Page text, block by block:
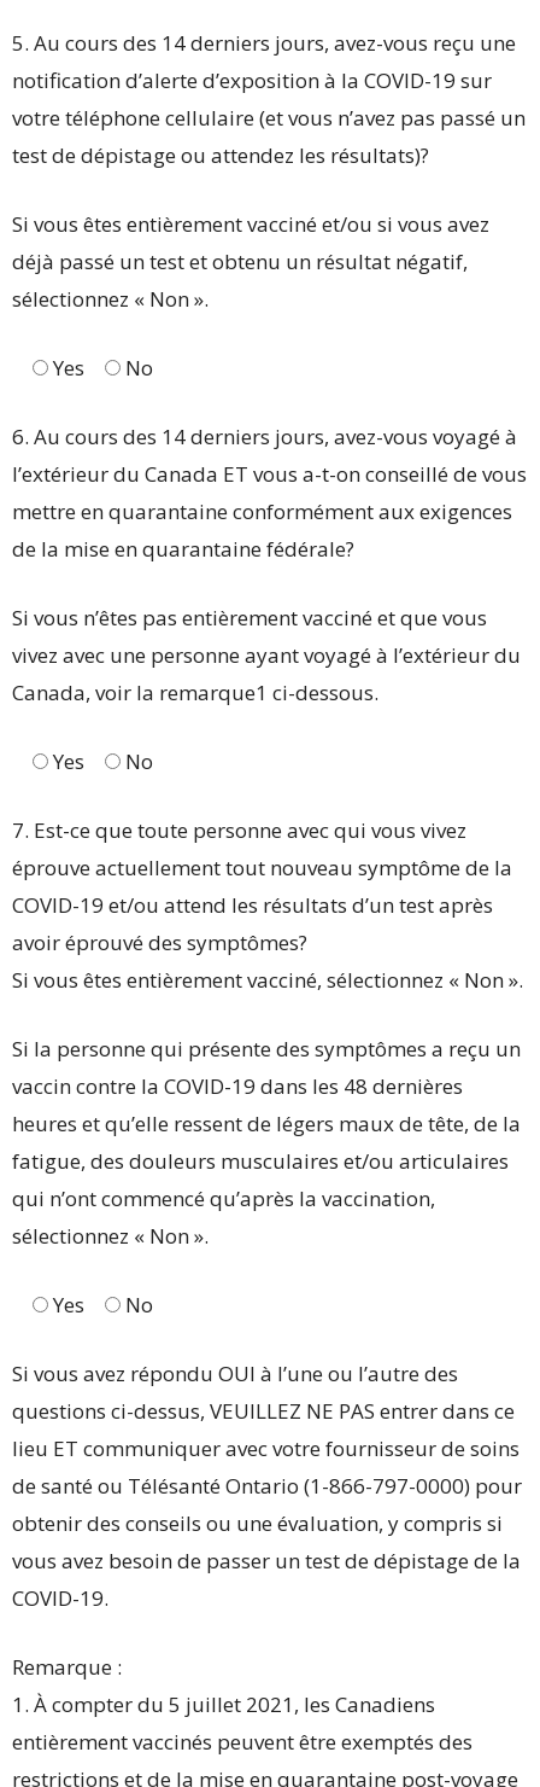
5. Au cours des 14 derniers jours, avez-vous reçu une
notification d’alerte d’exposition à la COVID-19 sur
votre téléphone cellulaire (et vous n’avez pas passé un
test de dépistage ou attendez les résultats)?
Si vous êtes entièrement vacciné et/ou si vous avez
déjà passé un test et obtenu un résultat négatif,
sélectionnez « Non ».
Yes No
6. Au cours des 14 derniers jours, avez-vous voyagé à
l’extérieur du Canada ET vous a-t-on conseillé de vous
mettre en quarantaine conformément aux exigences
de la mise en quarantaine fédérale?
Si vous n’êtes pas entièrement vacciné et que vous
vivez avec une personne ayant voyagé à l’extérieur du
Canada, voir la remarque1 ci-dessous.
Yes No
7. Est-ce que toute personne avec qui vous vivez
éprouve actuellement tout nouveau symptôme de la
COVID-19 et/ou attend les résultats d’un test après
avoir éprouvé des symptômes?
Si vous êtes entièrement vacciné, sélectionnez « Non ».
Si la personne qui présente des symptômes a reçu un
vaccin contre la COVID-19 dans les 48 dernières
heures et qu’elle ressent de légers maux de tête, de la
fatigue, des douleurs musculaires et/ou articulaires
qui n’ont commencé qu’après la vaccination,
sélectionnez « Non ».
Yes No
Si vous avez répondu OUI à l’une ou l’autre des
questions ci-dessus, VEUILLEZ NE PAS entrer dans ce
lieu ET communiquer avec votre fournisseur de soins
de santé ou Télésanté Ontario (1-866-797-0000) pour
obtenir des conseils ou une évaluation, y compris si
vous avez besoin de passer un test de dépistage de la
COVID-19.
Remarque :
1. À compter du 5 juillet 2021, les Canadiens
entièrement vaccinés peuvent être exemptés des
restrictions et de la mise en quarantaine post-voyage